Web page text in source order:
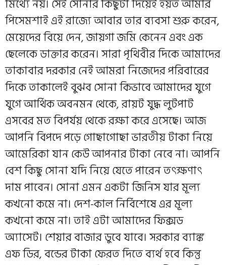
মিথ্যে নয়। সেই সোনার কিছুটা দিয়েই হয়ত আমার
পিসেমশাই এই রাজ্যে আবার তার ব্যবসা শুরু করেন,
মেয়েদের বিয়ে দেন, জায়গা জমি কেনেন এবং এক
ছেলেকে ডাক্তার করেন। সারা পৃথিবীর দিকে আমাদের
তাকাবার দরকার নেই আমরা নিজেদের পরিবারের
দিকে তাকালেই বুঝব সোনা কিভাবে আমাদের যুগে
যুগে আর্থিক অবনমন থেকে, রায়ট যুদ্ধ লুটপাট
এসবের মত বিপর্যয় থেকে রক্ষা করে এসেছে। আজ
আপনি বিপদে পড়ে গোছাগোছা ভারতীয় টাকা নিয়ে
আমেরিকা যান কেউ আপনার টাকা নেবে না। আপনি
বেশ কিছু সোনা যদি নিয়ে যেতে পারেন তৎক্ষণাৎ
দাম পাবেন। সোনা এমন একটা জিনিস যার মূল্য
কখনো কমে না। দেশ-কাল নির্বিশেষে এর মূল্য
কখনো কমে না। তাই এটা আমাদের ফিক্সড
অ্যাসেট। শেয়ার বাজার ডুবে যাবে। সরকার ব্যাঙ্ক
এফ ডির, বন্ডের টাকা ফেরত দিতে ব্যর্থ হবে কিন্তু